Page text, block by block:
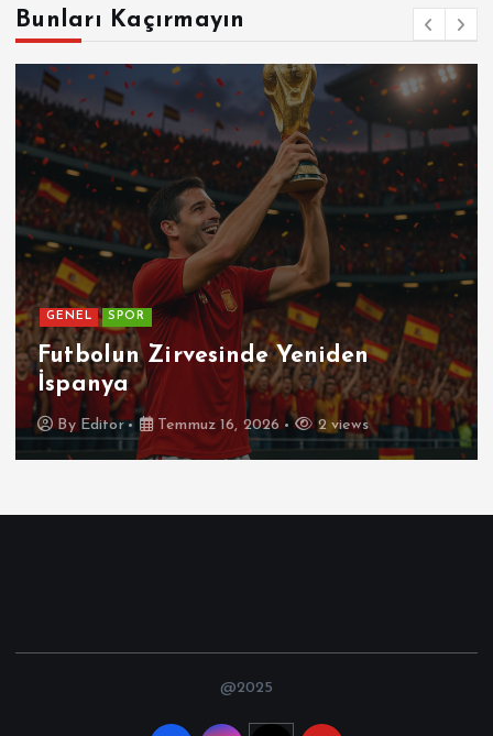
Bunları Kaçırmayın
GENEL
Patetik Nedir ?
ByEditor Temmuz 7, 2026 4 views
@2025